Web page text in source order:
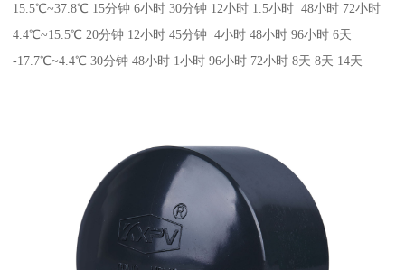
15.5℃~37.8℃ 15分钟 6小时 30分钟 12小时 1.5小时 48小时 72小时
4.4℃~15.5℃ 20分钟 12小时 45分钟 4小时 48小时 96小时 6天
-17.7℃~4.4℃ 30分钟 48小时 1小时 96小时 72小时 8天 8天 14天